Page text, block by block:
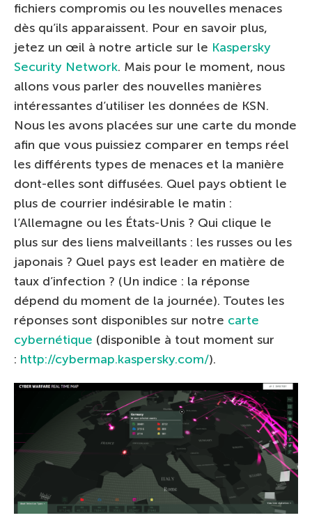
fichiers compromis ou les nouvelles menaces
dès qu’ils apparaissent. Pour en savoir plus,
jetez un œil à notre article sur le Kaspersky
Security Network. Mais pour le moment, nous
allons vous parler des nouvelles manières
intéressantes d’utiliser les données de KSN.
Nous les avons placées sur une carte du monde
afin que vous puissiez comparer en temps réel
les différents types de menaces et la manière
dont-elles sont diffusées. Quel pays obtient le
plus de courrier indésirable le matin :
l’Allemagne ou les États-Unis ? Qui clique le
plus sur des liens malveillants : les russes ou les
japonais ? Quel pays est leader en matière de
taux d’infection ? (Un indice : la réponse
dépend du moment de la journée). Toutes les
réponses sont disponibles sur notre carte
cybernétique (disponible à tout moment sur
: http://cybermap.kaspersky.com/).